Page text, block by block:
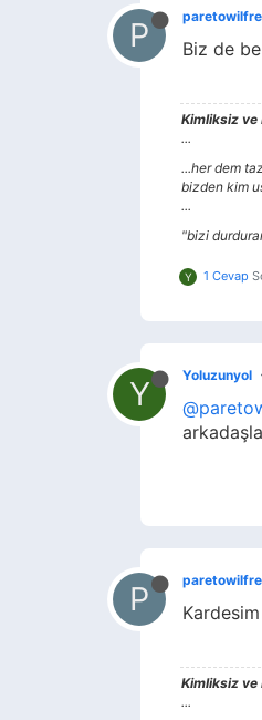
P Biz de
Kimliksiz ve
...
...her dem
bizden kim
...
"bizi
Y 1 Cevap
Y Yoluzunyol
P
Kimliksiz ve
...